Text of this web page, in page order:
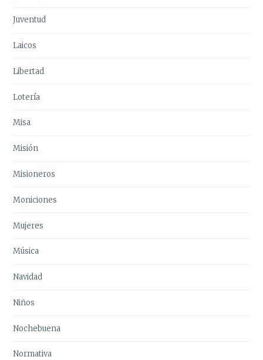
Juventud
Laicos
Libertad
Lotería
Misa
Misión
Misioneros
Moniciones
Mujeres
Música
Navidad
Niños
Nochebuena
Normativa